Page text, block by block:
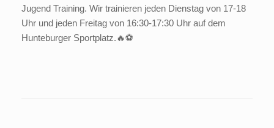
Jugend Training. Wir trainieren jeden Dienstag von 17-18
Uhr und jeden Freitag von 16:30-17:30 Uhr auf dem
Hunteburger Sportplatz.🔥⚽️